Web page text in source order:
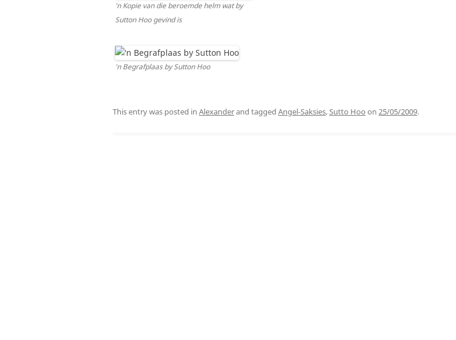
'n Kopie van die beroemde helm wat by
Sutton Hoo gevind is
'n Begrafplaas by Sutton Hoo
This entry was posted in Alexanderand tagged Angel-Saksies,Sutto Hoo on 25/05/2009.